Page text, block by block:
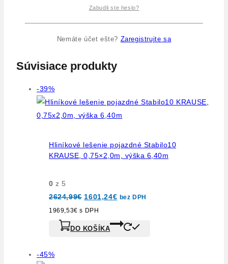
Súvisiace produkty
-39%Výrobok
na
predaj
Hliníkové lešenie pojazdné Stabilo10
KRAUSE, 0,75×2,0m, výška 6,40m
0 z 5
2624,99€ Pôvodná
cena
bola:
1601,24€Aktuálna
cena
bez DPH
1969,53€ s DPH
DO KOŠÍKA
-45%Výrobok
Zabudli ste heslo?
Nemáte účet ešte? Zaregistrujte sa